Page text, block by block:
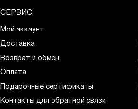
СЕРВИС
Мой аккаунт
Доставка
Возврат и обмен
Оплата
Подарочные сертификаты
Контакты для обратной связи